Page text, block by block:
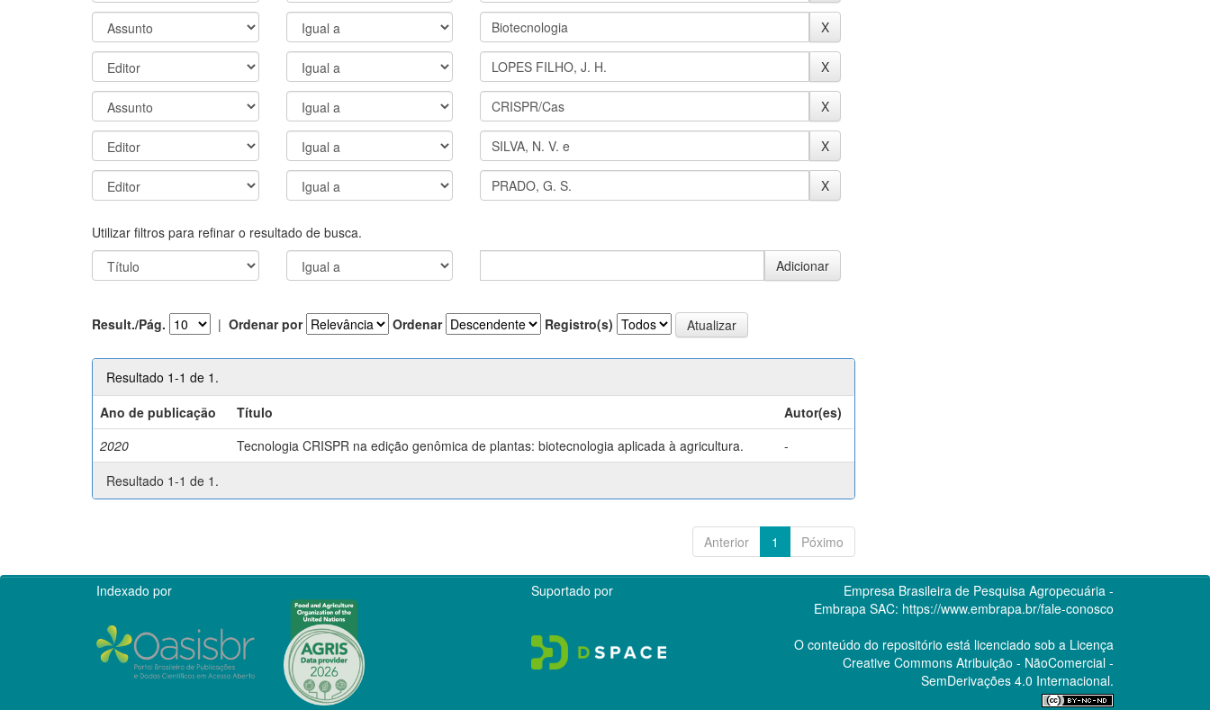
Utilizar filtros para refinar o resultado de busca.
Result./Pág. | Ordenar por Ordenar Registro(s)
Resultado 1-1 de 1.
Ano de publicação
Título
Autor(es)
2020
Tecnologia CRISPR na edição genômica de plantas: biotecnologia aplicada à agricultura.
-
Resultado 1-1 de 1.
Anterior 1 Póximo
Indexado por Suportado por
Empresa Brasileira de Pesquisa Agropecuária -
Embrapa SAC: https://www.embrapa.br/fale-conosco
O conteúdo do repositório está licenciado sob a Licença
Creative CommonsAtribuição - NãoComercial -
SemDerivações 4.0 Internacional.